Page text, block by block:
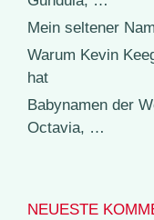
Mein seltener
Warum Kevin
hat
Babynamen der
Octavia, …
NEUESTE